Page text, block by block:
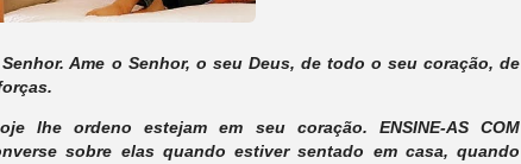
Ame o Senhor, o seu Deus, de todo o seu coração, de
lhe ordeno estejam em seu coração. ENSINE-AS COM
sobre elas quando estiver sentado em casa, quando